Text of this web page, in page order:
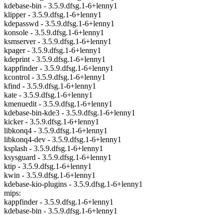
kdebase-bin - 3.5.9.dfsg.1-6+lenny1
klipper - 3.5.9.dfsg.1-6+lenny1
kdepasswd - 3.5.9.dfsg.1-6+lenny1
konsole - 3.5.9.dfsg.1-6+lenny1
ksmserver - 3.5.9.dfsg.1-6+lenny1
kpager - 3.5.9.dfsg.1-6+lenny1
kdeprint - 3.5.9.dfsg.1-6+lenny1
kappfinder - 3.5.9.dfsg.1-6+lenny1
kcontrol - 3.5.9.dfsg.1-6+lenny1
kfind - 3.5.9.dfsg.1-6+lenny1
kate - 3.5.9.dfsg.1-6+lenny1
kmenuedit - 3.5.9.dfsg.1-6+lenny1
kdebase-bin-kde3 - 3.5.9.dfsg.1-6+lenny1
kicker - 3.5.9.dfsg.1-6+lenny1
libkonq4 - 3.5.9.dfsg.1-6+lenny1
libkonq4-dev - 3.5.9.dfsg.1-6+lenny1
ksplash - 3.5.9.dfsg.1-6+lenny1
ksysguard - 3.5.9.dfsg.1-6+lenny1
ktip - 3.5.9.dfsg.1-6+lenny1
kwin - 3.5.9.dfsg.1-6+lenny1
kdebase-kio-plugins - 3.5.9.dfsg.1-6+lenny1
mips:
kappfinder - 3.5.9.dfsg.1-6+lenny1
kdebase-bin - 3.5.9.dfsg.1-6+lenny1